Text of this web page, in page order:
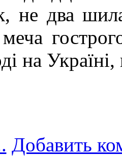
не два
на
Добавить